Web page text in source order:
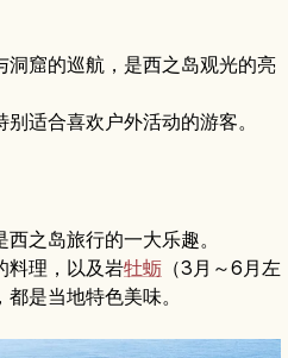
窟的巡航，是西之岛观光的亮
适合喜欢户外活动的游客。
之岛旅行的一大乐趣。
料理，以及岩牡蛎 （3月～6月左
是当地特色美味。